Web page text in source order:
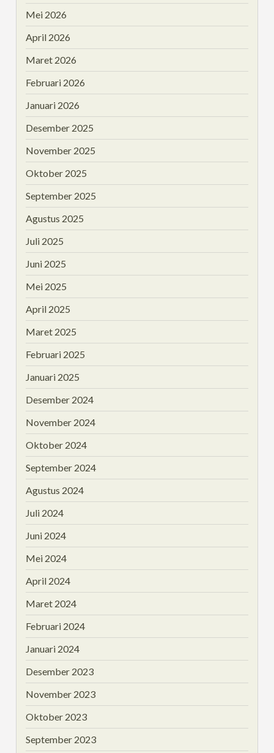
Mei 2026
April 2026
Maret 2026
Februari 2026
Januari 2026
Desember 2025
November 2025
Oktober 2025
September 2025
Agustus 2025
Juli 2025
Juni 2025
Mei 2025
April 2025
Maret 2025
Februari 2025
Januari 2025
Desember 2024
November 2024
Oktober 2024
September 2024
Agustus 2024
Juli 2024
Juni 2024
Mei 2024
April 2024
Maret 2024
Februari 2024
Januari 2024
Desember 2023
November 2023
Oktober 2023
September 2023